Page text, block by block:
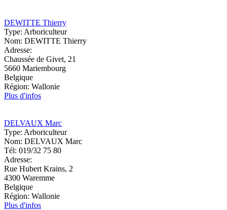
DEWITTE Thierry
Type: Arboriculteur
Nom: DEWITTE Thierry
Adresse:
Chaussée de Givet, 21
5660 Mariembourg
Belgique
Région: Wallonie
Plus d'infos
DELVAUX Marc
Type: Arboriculteur
Nom: DELVAUX Marc
Tél: 019/32 75 80
Adresse:
Rue Hubert Krains, 2
4300 Waremme
Belgique
Région: Wallonie
Plus d'infos